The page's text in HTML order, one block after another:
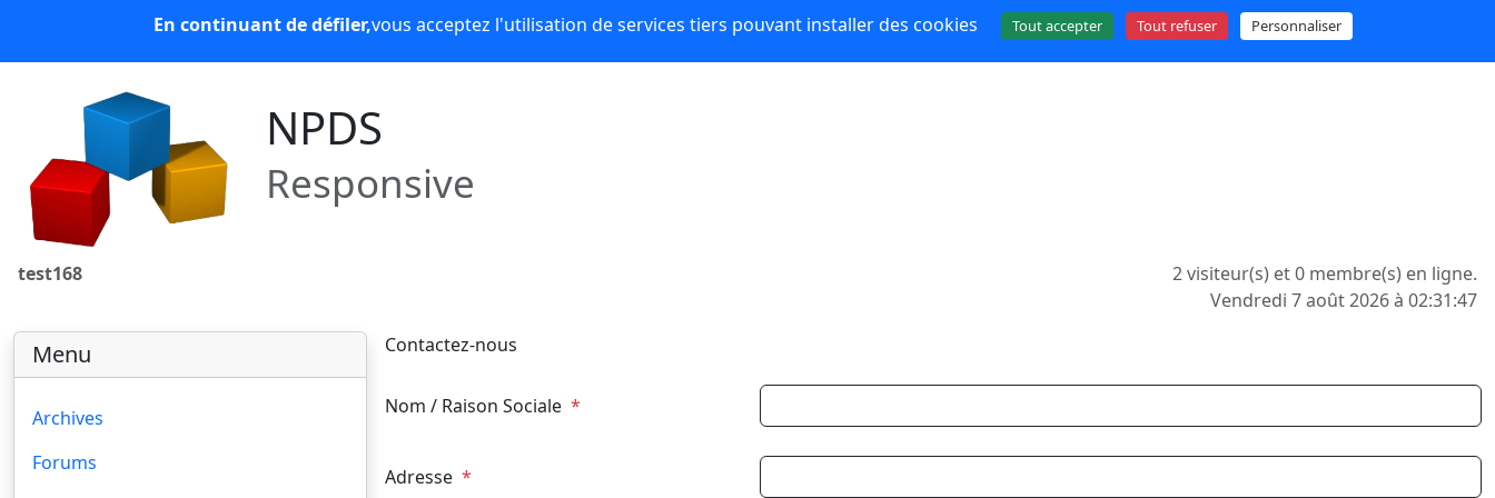
News Forums Téléchargements Liens
NPDS
Responsive
test168
2 visiteur(s) et 0 membre(s) en ligne.
Vendredi 7 août 2026 à 02:31:47
Menu
Archives
Forums
Contactez-nous
Nom / Raison Sociale *
Adresse *
Panneau de gestion des cookiesEn continuant de défiler,vous acceptez l'utilisation de services tiers pouvant installer des cookies Tout accepter Tout refuser Personnaliser